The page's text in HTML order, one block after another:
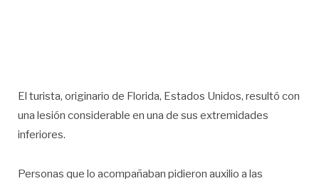
El turista, originario de Florida, Estados Unidos, resultó con
una lesión considerable en una de sus extremidades
inferiores.
Personas que lo acompañaban pidieron auxilio a las